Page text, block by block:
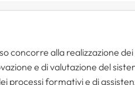
concorre alla realizzazione
e di valutazione del
processi formativi e di